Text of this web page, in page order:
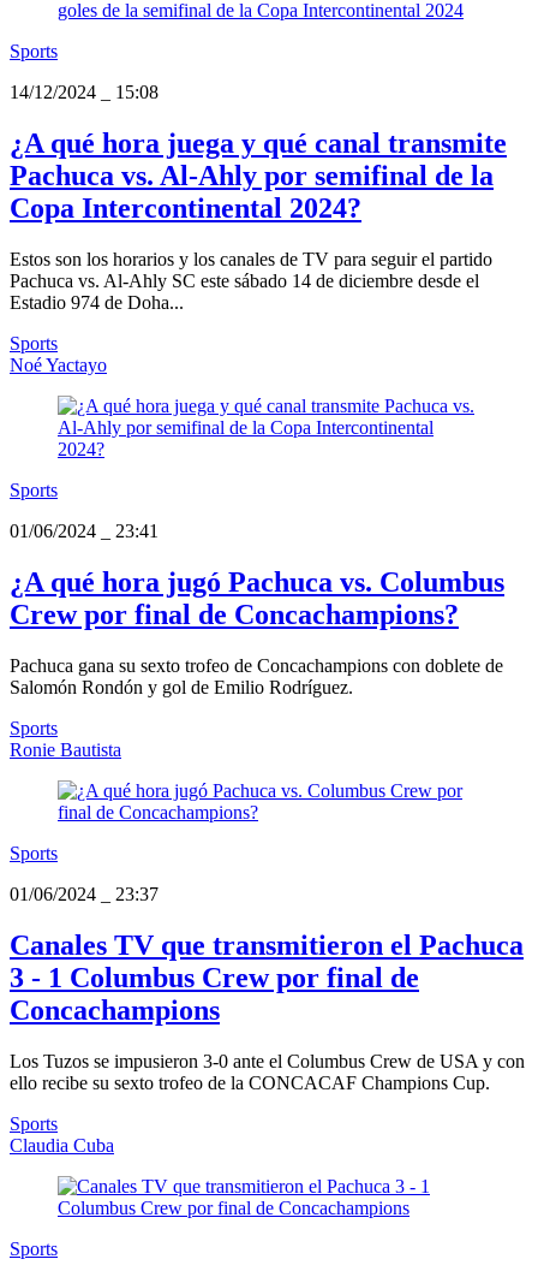
Sports
14/12/2024
15:08
¿A qué hora juega y qué canal transmite
Pachuca vs. Al-Ahly por semifinal de la
Copa Intercontinental 2024?
Estos son los horarios y los canales de TV para seguir el partido
Pachuca vs. Al-Ahly SC este sábado 14 de diciembre desde el
Estadio 974 de Doha...
Sports
Noé Yactayo
Sports
01/06/2024
23:41
¿A qué hora jugó Pachuca vs. Columbus
Crew por final de Concachampions?
Pachuca gana su sexto trofeo de Concachampions con doblete de
Salomón Rondón y gol de Emilio Rodríguez.
Sports
Ronie Bautista
Sports
01/06/2024
23:37
Canales TV que transmitieron el Pachuca
3 - 1 Columbus Crew por final de
Concachampions
Los Tuzos se impusieron 3-0 ante el Columbus Crew de USA y con
ello recibe su sexto trofeo de la CONCACAF Champions Cup.
Sports
Claudia Cuba
Sports